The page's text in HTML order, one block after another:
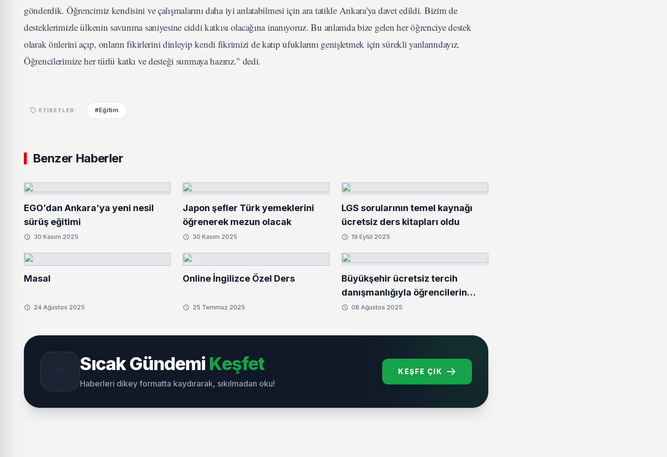
gönderdik. Öğrencimiz kendisini ve çalışmalarını daha iyi anlatabilmesi için ara tatilde Ankara'ya davet edildi. Bizim de
desteklerimizle ülkenin savunma saniyesine ciddi katkısı olacağına inanıyoruz. Bu anlamda bize gelen her öğrenciye destek
olarak önlerini açıp, onların fikirlerini dinleyip kendi fikrimizi de katıp ufuklarını genişletmek için sürekli yanlarındayız.
Öğrencilerimize her türlü katkı ve desteği sunmaya hazırız." dedi.
ETIKETLER: #Eğitim
Benzer Haberler
EGO’dan Ankara’ya yeni nesil
sürüş eğitimi
30 Kasım 2025
Japon şefler Türk yemeklerini
öğrenerek mezun olacak
30 Kasım 2025
LGS sorularının temel kaynağı
ücretsiz ders kitapları oldu
19 Eylül 2025
Masal
24 Ağustos 2025
Online İngilizce Özel Ders
25 Temmuz 2025
Büyükşehir ücretsiz tercih
danışmanlığıyla öğrencilerin
yanında
08 Ağustos 2025
Sıcak Gündemi Keşfet
Haberleri dikey formatta kaydırarak, sıkılmadan oku!
KEŞFE ÇIK